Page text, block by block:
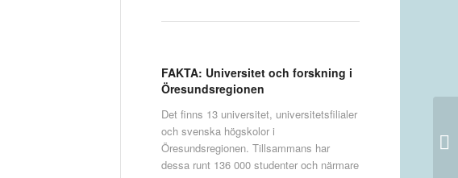
FAKTA: Universitet och forskning i
Öresundsregionen
Det finns 13 universitet, universitetsfilialer
och svenska högskolor i
Öresundsregionen. Tillsammans har
dessa runt 136 000 studenter och närmare